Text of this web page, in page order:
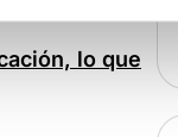
lo que